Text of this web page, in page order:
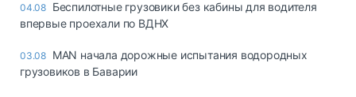
04.08 Беспилотные грузовики без кабины для водителя
впервые проехали по ВДНХ
03.08 MAN начала дорожные испытания водородных
грузовиков в Баварии